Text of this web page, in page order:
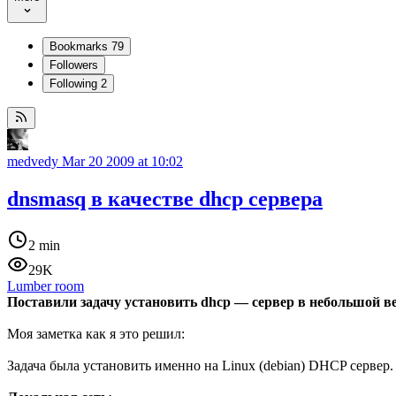
Bookmarks 79
Followers
Following 2
medvedy Mar 20 2009 at 10:02
dnsmasq в качестве dhcp сервера
2 min
29K
Lumber room
Поставили задачу установить dhcp — сервер в небольшой
Моя заметка как я это решил:
Задача была установить именно на Linux (debian) DHCP сервер.